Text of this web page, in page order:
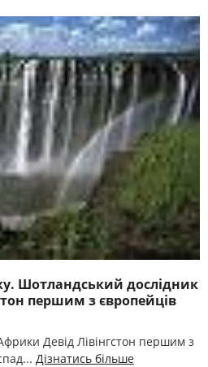
Шотландський дослідник
першим з європейців
Девід Лівінгстон першим з
Дізнатись більше